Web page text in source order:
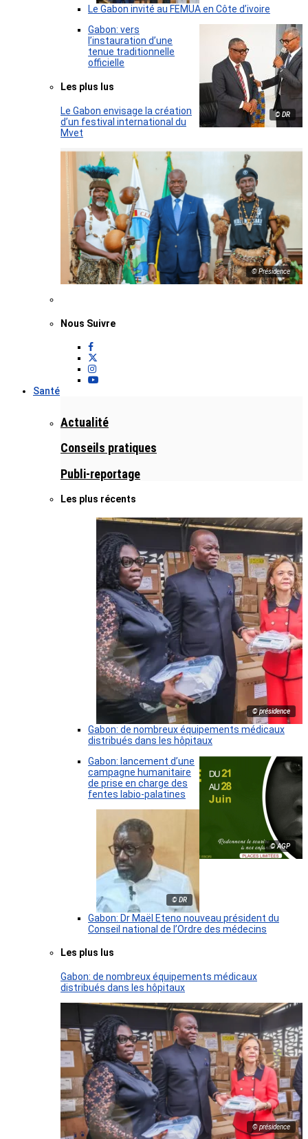
Le Gabon invité au FEMUA en Côte d’ivoire
© DR
Gabon: vers
l’instauration d’une
tenue traditionnelle
officielle
Les plus lus
Le Gabon envisage la création
d’un festival international du
Mvet
© Présidence
Nous Suivre
Santé
Actualité
Conseils pratiques
Publi-reportage
Les plus récents
© présidence
Gabon: de nombreux équipements médicaux
distribués dans les hôpitaux
© AGP
Gabon: lancement d’une
campagne humanitaire
de prise en charge des
fentes labio-palatines
© DR
Gabon: Dr Maël Eteno nouveau président du
Conseil national de l’Ordre des médecins
Les plus lus
Gabon: de nombreux équipements médicaux
distribués dans les hôpitaux
© présidence